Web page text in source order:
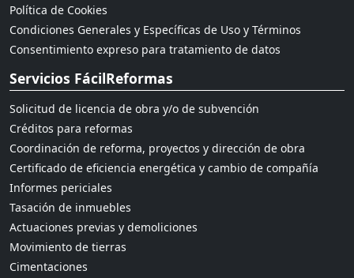
Política de Cookies
Condiciones Generales y Específicas de Uso y Términos
Consentimiento expreso para tratamiento de datos
Servicios FácilReformas
Solicitud de licencia de obra y/o de subvención
Créditos para reformas
Coordinación de reforma, proyectos y dirección de obra
Certificado de eficiencia energética y cambio de compañía
Informes periciales
Tasación de inmuebles
Actuaciones previas y demoliciones
Movimiento de tierras
Cimentaciones